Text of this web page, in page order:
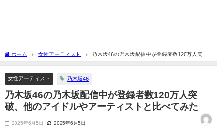
ホーム 女性アーティスト
乃木坂46の乃木坂配信中が登録者数120万人突
破、他のアイドルやアーティストと比べてみた
女性アーティスト 乃木坂46
乃木坂46の乃木坂配信中が登録者数120万人突
破、他のアイドルやアーティストと比べてみた
2025年6月5日 2025年6月5日